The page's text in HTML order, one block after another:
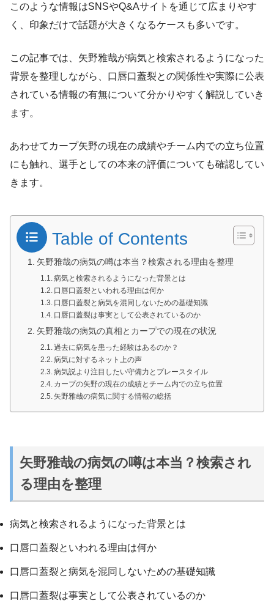
このような情報はSNSやQ&Aサイトを通じて広まりやす
く、印象だけで話題が大きくなるケースも多いです。
この記事では、矢野雅哉が病気と検索されるようになった
背景を整理しながら、口唇口蓋裂との関係性や実際に公表
されている情報の有無について分かりやすく解説していき
ます。
あわせてカープ矢野の現在の成績やチーム内での立ち位置
にも触れ、選手としての本来の評価についても確認してい
きます。
Table of Contents
矢野雅哉の病気の噂は本当？検索される理由を整理
病気と検索されるようになった背景とは
口唇口蓋裂といわれる理由は何か
口唇口蓋裂と病気を混同しないための基礎知識
口唇口蓋裂は事実として公表されているのか
矢野雅哉の病気の真相とカープでの現在の状況
過去に病気を患った経験はあるのか？
病気に対するネット上の声
病気説より注目したい守備力とプレースタイル
カープの矢野の現在の成績とチーム内での立ち位置
矢野雅哉の病気に関する情報の総括
矢野雅哉の病気の噂は本当？検索され
る理由を整理
病気と検索されるようになった背景とは
口唇口蓋裂といわれる理由は何か
口唇口蓋裂と病気を混同しないための基礎知識
口唇口蓋裂は事実として公表されているのか